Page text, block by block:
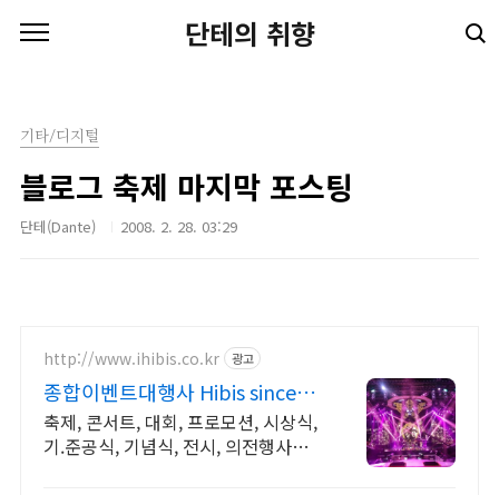
단테의 취향
기타/디지털
블로그 축제 마지막 포스팅
단테(Dante) 2008. 2. 28. 03:29
http://www.ihibis.co.kr 광고
종합이벤트대행사 Hibis since
2000 행사대행
축제, 콘서트, 대회, 프로모션, 시상식,
기.준공식, 기념식, 전시, 의전행사등 /